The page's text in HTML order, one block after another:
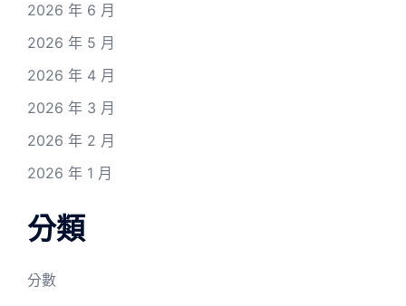
2026 年 6 月
2026 年 5 月
2026 年 4 月
2026 年 3 月
2026 年 2 月
2026 年 1 月
分類
分數